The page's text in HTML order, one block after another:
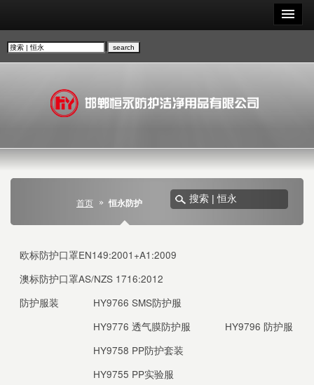
首页 恒永防护
欧标防护口罩EN149:2001+A1:2009
澳标防护口罩AS/NZS 1716:2012
防护服装
HY9766 SMS防护服
HY9776 透气膜防护服
HY9796 防护服
HY9758 PP防护套装
HY9755 PP实验服